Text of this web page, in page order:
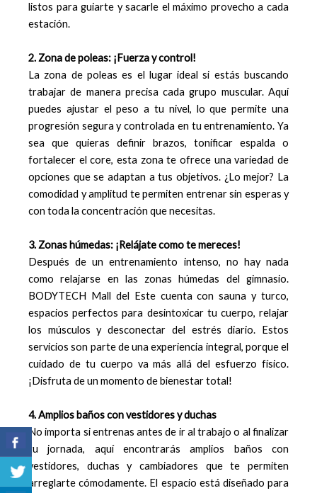
listos para guiarte y sacarle el máximo provecho a cada
estación.
2. Zona de poleas: ¡Fuerza y control!
La zona de poleas es el lugar ideal si estás buscando
trabajar de manera precisa cada grupo muscular. Aquí
puedes ajustar el peso a tu nivel, lo que permite una
progresión segura y controlada en tu entrenamiento. Ya
sea que quieras definir brazos, tonificar espalda o
fortalecer el core, esta zona te ofrece una variedad de
opciones que se adaptan a tus objetivos. ¿Lo mejor? La
comodidad y amplitud te permiten entrenar sin esperas y
con toda la concentración que necesitas.
3. Zonas húmedas: ¡Relájate como te mereces!
Después de un entrenamiento intenso, no hay nada
como relajarse en las zonas húmedas del gimnasio.
BODYTECH Mall del Este cuenta con sauna y turco,
espacios perfectos para desintoxicar tu cuerpo, relajar
los músculos y desconectar del estrés diario. Estos
servicios son parte de una experiencia integral, porque el
cuidado de tu cuerpo va más allá del esfuerzo físico.
¡Disfruta de un momento de bienestar total!
4. Amplios baños con vestidores y duchas
No importa si entrenas antes de ir al trabajo o al finalizar
tu jornada, aquí encontrarás amplios baños con
vestidores, duchas y cambiadores que te permiten
arreglarte cómodamente. El espacio está diseñado para